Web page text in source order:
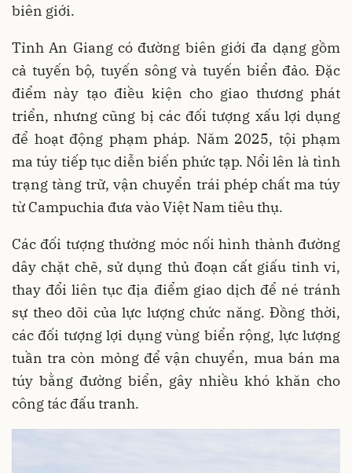
biên giới.
Tỉnh An Giang có đường biên giới đa dạng gồm
cả tuyến bộ, tuyến sông và tuyến biển đảo. Đặc
điểm này tạo điều kiện cho giao thương phát
triển, nhưng cũng bị các đối tượng xấu lợi dụng
để hoạt động phạm pháp. Năm 2025, tội phạm
ma túy tiếp tục diễn biến phức tạp. Nổi lên là tình
trạng tàng trữ, vận chuyển trái phép chất ma túy
từ Campuchia đưa vào Việt Nam tiêu thụ.
Các đối tượng thường móc nối hình thành đường
dây chặt chẽ, sử dụng thủ đoạn cất giấu tinh vi,
thay đổi liên tục địa điểm giao dịch để né tránh
sự theo dõi của lực lượng chức năng. Đồng thời,
các đối tượng lợi dụng vùng biển rộng, lực lượng
tuần tra còn mỏng để vận chuyển, mua bán ma
túy bằng đường biển, gây nhiều khó khăn cho
công tác đấu tranh.